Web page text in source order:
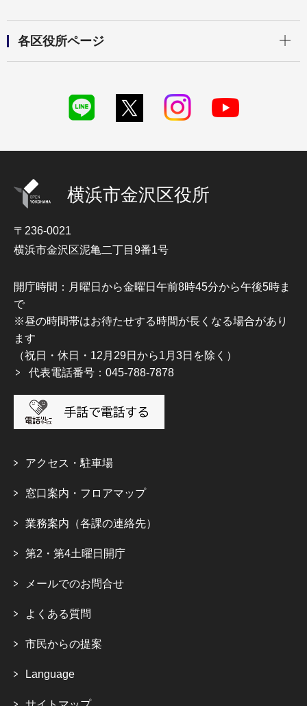
各区役所ページ
横浜市金沢区役所
〒236-0021
横浜市金沢区泥亀二丁目9番1号
開庁時間：月曜日から金曜日午前8時45分から午後5時ま
で
※昼の時間帯はお待たせする時間が長くなる場合があり
ます
（祝日・休日・12月29日から1月3日を除く）
代表電話番号：045-788-7878
アクセス・駐車場
窓口案内・フロアマップ
業務案内（各課の連絡先）
第2・第4土曜日開庁
メールでのお問合せ
よくある質問
市民からの提案
Language